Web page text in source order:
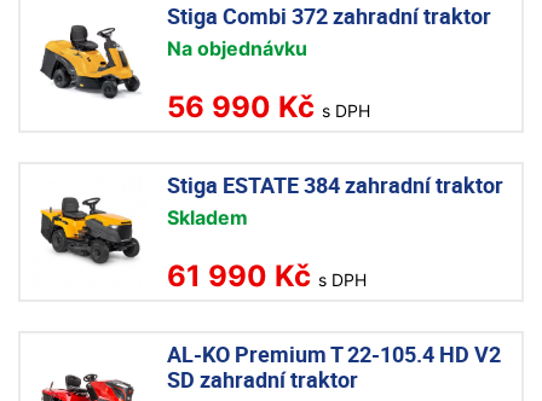
Stiga Combi 372 zahradní traktor
Na objednávku
56 990 Kč s DPH
Stiga ESTATE 384 zahradní traktor
Skladem
61 990 Kč s DPH
AL-KO Premium T 22-105.4 HD V2
SD zahradní traktor